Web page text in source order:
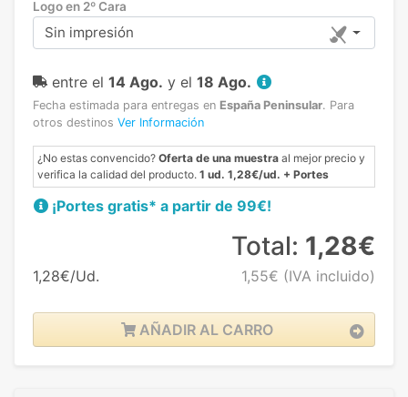
Logo en 2º Cara
Sin impresión
entre el 14 Ago. y el 18 Ago.
Fecha estimada para entregas en España Peninsular. Para
otros destinos Ver Información
¿No estas convencido? Oferta de una muestra al mejor precio y
verifica la calidad del producto. 1 ud. 1,28€/ud. + Portes
¡Portes gratis* a partir de 99€!
1,28€/Ud.
Total: 1,28€
1,55€ (IVA incluido)
AÑADIR AL CARRO